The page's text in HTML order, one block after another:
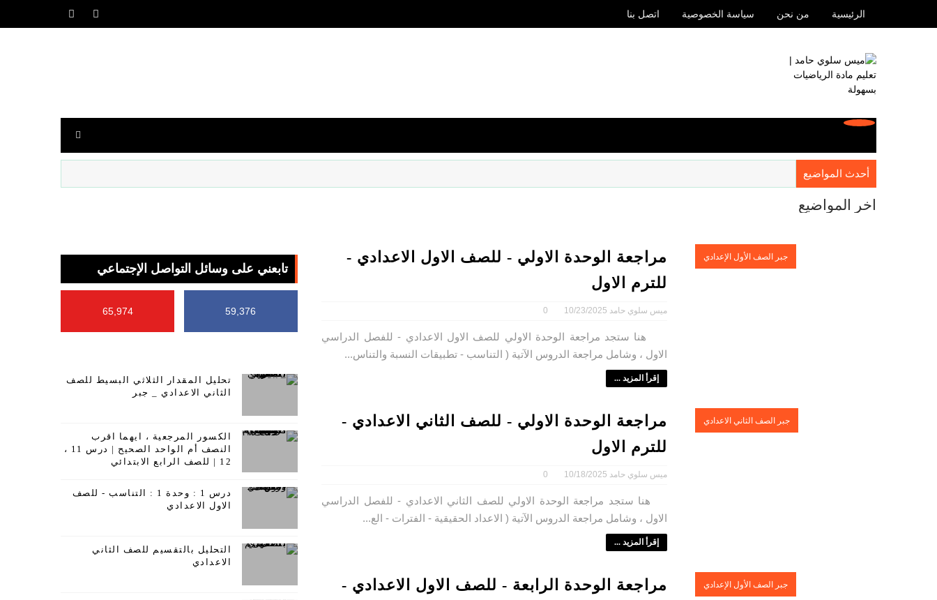
الرئيسية من نحن سياسة الخصوصية اتصل بنا
أحدث المواضيع
آخر المواضيع
جبر الصف الأول الإعدادي
مراجعة الوحدة الاولي - للصف الاول الاعدادي -
للترم الاول
ميس سلوي حامد 10/23/2025
0
هنا ستجد مراجعة الوحدة الاولي للصف الاول الاعدادي - للفصل الدراسي
الاول ، وشامل مراجعة الدروس الآتية ( التناسب - تطبيقات النسبة والتناس...
إقرأ المزيد ...
جبر الصف الثاني الاعدادي
مراجعة الوحدة الاولي - للصف الثاني الاعدادي -
للترم الاول
ميس سلوي حامد 10/18/2025
0
هنا ستجد مراجعة الوحدة الاولي للصف الثاني الاعدادي - للفصل الدراسي
الاول ، وشامل مراجعة الدروس الآتية ( الاعداد الحقيقية - الفترات - الع...
إقرأ المزيد ...
جبر الصف الأول الإعدادي
مراجعة الوحدة الرابعة - للصف الاول الاعدادي -
تابعني على وسائل التواصل الإجتماعي
59,376
65,974
تحليل المقدار الثلاثي البسيط للصف
الثاني الاعدادي _ جبر
الكسور المرجعية ، ايهما اقرب
النصف أم الواحد الصحيح | درس 11 ،
12 | للصف الرابع الابتدائي
درس 1 : وحدة 1 : التناسب - للصف
الاول الاعدادي
التحليل بالتقسيم للصف الثاني
الاعدادي